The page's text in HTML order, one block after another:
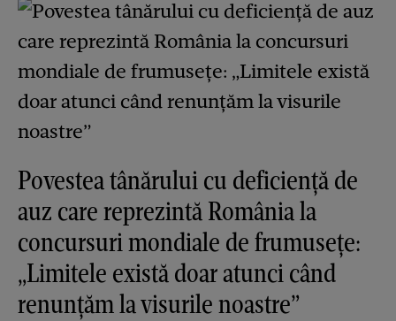
Povestea tânărului cu deficiență de
auz care reprezintă România la
concursuri mondiale de frumusețe:
„Limitele există doar atunci când
renunțăm la visurile noastre”